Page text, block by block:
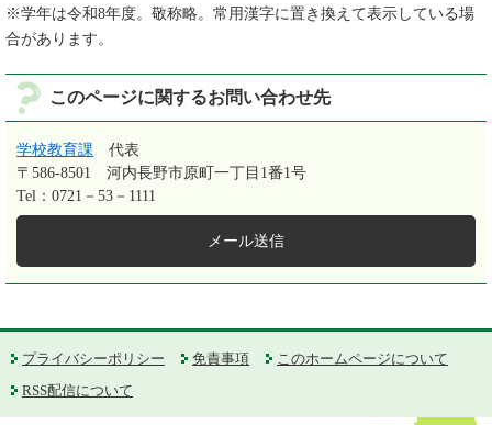
※学年は令和8年度。敬称略。常用漢字に置き換えて表示している場
合があります。
このページに関するお問い合わせ先
学校教育課
代表
〒586-8501
河内長野市原町一丁目1番1号
Tel：0721－53－1111
メール送信
プライバシーポリシー 免責事項
このホームページについて
RSS配信について